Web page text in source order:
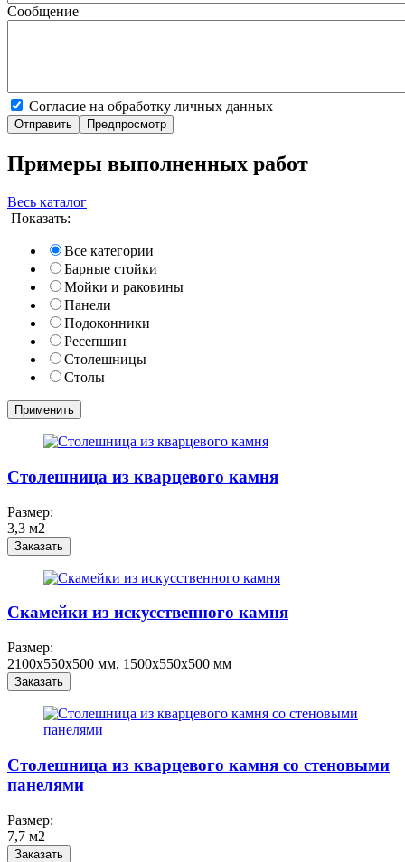
Сообщение
Согласие на обработку личных данных
Примеры выполненных работ
Весь каталог
Показать:
Все категории
Барные стойки
Мойки и раковины
Панели
Подоконники
Ресепшин
Столешницы
Столы
Cтолешница из кварцевого камня
Размер:
3,3 м2
Заказать
Скамейки из искусственного камня
Размер:
2100x550x500 мм, 1500x550x500 мм
Заказать
Cтолешница из кварцевого камня со стеновыми
панелями
Размер:
7,7 м2
Заказать